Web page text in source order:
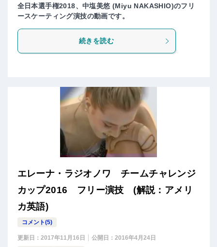
全日本選手権2018、中塩美悠 (Miyu NAKASHIO)のフリ
ースケーティング演技の動画です。
続きを読む
エレーナ・ラジオノワ チームチャレンジ
カップ2016 フリー演技 (解説：アメリ
カ英語)
コメント(5)
更新日： 2017年11月16日 公開日： 2016年4月24日